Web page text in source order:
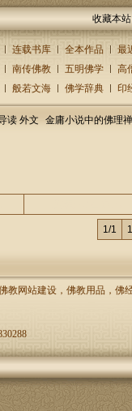
收藏本
连载书库 全本作品 最
南传佛教 五明佛学 高
般若文海 佛学辞典 印
读 外文 金庸小说中的佛理
1/1 1
教网站建设，佛教用品，佛